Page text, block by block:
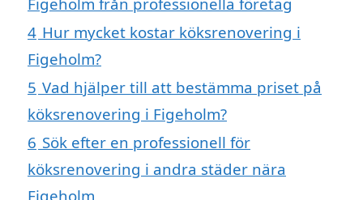
4 Hur mycket kostar köksrenovering i
Figeholm?
5 Vad hjälper till att bestämma priset på
köksrenovering i Figeholm?
6 Sök efter en professionell för
köksrenovering i andra städer nära
Figeholm